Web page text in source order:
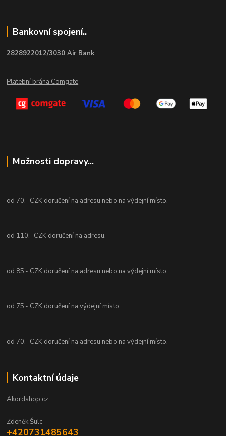
Bankovní spojení..
2828922012/3030 Air Bank
Platební brána Comgate
Možnosti dopravy...
od 70,- CZK doručení na adresu nebo na výdejní místo.
od 110,- CZK doručení na adresu.
od 85,- CZK doručení na adresu nebo na výdejní místo.
od 75,- CZK doručení na výdejní místo.
od 70,- CZK doručení na adresu nebo na výdejní místo.
Kontaktní údaje
Akordshop.cz
Zdeněk Šulc
+420731485643